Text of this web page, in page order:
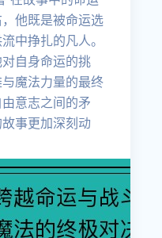
他既是被命运选
中挣扎的凡人。
自身命运的挑
魔法力量的最终
意志之间的矛
事更加深刻动